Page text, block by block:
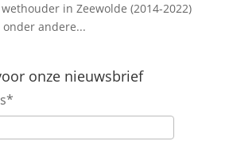
in Zeewolde (2014-2022)
andere...
onze nieuwsbrief
*